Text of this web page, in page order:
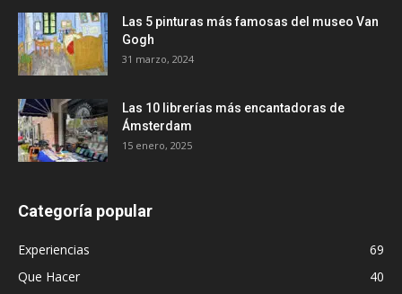
Las 5 pinturas más famosas del museo Van
Gogh
31 marzo, 2024
Las 10 librerías más encantadoras de
Ámsterdam
15 enero, 2025
Categoría popular
Experiencias
69
Que Hacer
40